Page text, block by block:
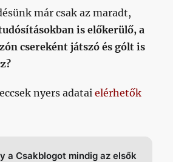
már csak az maradt,
is előkerülő, a
csereként játszó és gólt is
nyers adataielérhetők
a Csakblogot mindig az elsők